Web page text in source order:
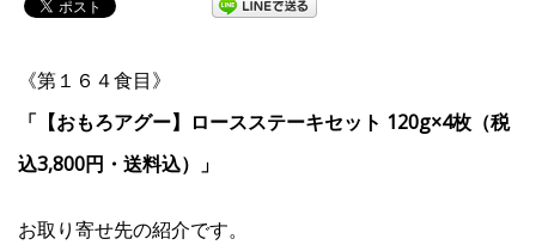
《第１６４食目》
「【おもろアグー】ロースステーキセット 120g×4枚（税
込3,800円・送料込）」
お取り寄せ先の紹介です。